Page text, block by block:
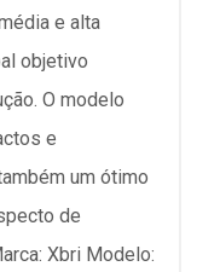
e alta
objetivo
O modelo
e
um ótimo
de
Xbri Modelo: